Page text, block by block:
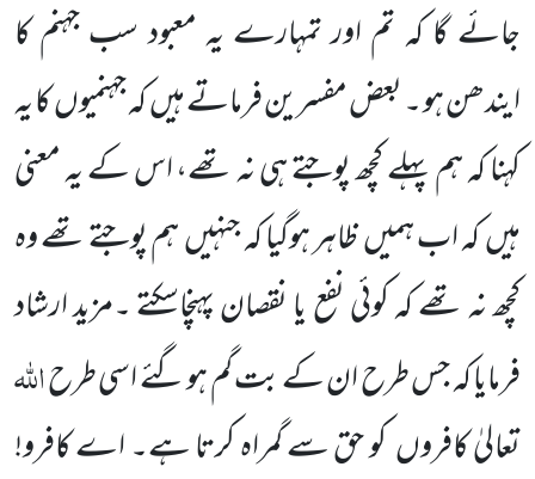
جائے گا کہ تم اور تمہارے یہ معبود سب جہنم کا
ایندھن ہو ۔ بعض مفسرین فرماتے ہیںکہ جہنمیوںکا یہ
کہنا کہ ہم پہلے کچھ پوجتے ہی نہ تھے، اس کے یہ معنی
ہیںکہ اب ہمیںظاہر ہوگیا کہ جنہیںہم پوجتے تھے وہ
کچھ نہ تھے کہ کوئی نفع یا نقصان پہنچاسکتے ۔مزیدارشاد
فرمایا کہ جس طرح ان کے بت گم ہو گئے اسی طرحاللہ
تعالیٰ کافروںکو حق سے گمراہ کرتا ہے۔ اے کافرو!